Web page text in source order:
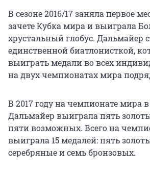
В сезоне 2016/17 заняла первое
зачете Кубка мира и выиграла
хрустальный глобус. Дальмайер
единственной биатлонисткой,
выиграть медали во всех
на двух чемпионатах мира
В 2017 году на чемпионате мира
Дальмайер выиграла пять
пяти возможных. Всего на
выиграла 15 медалей: пять
серебряные и семь бронзовых.